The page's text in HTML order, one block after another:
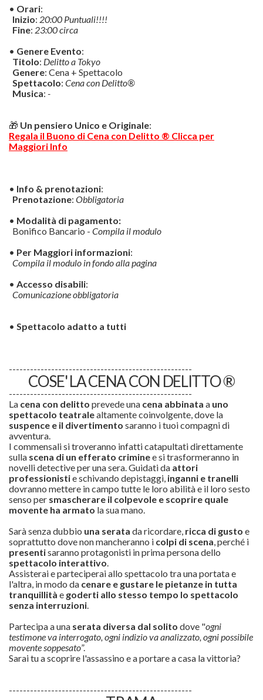
• Orari:
Inizio: 20:00 Puntuali!!!!
Fine: 23:00 circa
• Genere Evento:
Titolo: Delitto a Tokyo
Genere: Cena + Spettacolo
Spettacolo: Cena con Delitto®
Musica: -
🎁 Un pensiero Unico e Originale:
Regala il Buono di Cena con Delitto ® Clicca per
Maggiori Info
• Info & prenotazioni:
Prenotazione: Obbligatoria
• Modalità di pagamento:
Bonifico Bancario - Compila il modulo
• Per Maggiori informazioni:
Compila il modulo in fondo alla pagina
• Accesso disabili:
Comunicazione obbligatoria
• Spettacolo adatto a tutti
----------------------------------------------------
COSE' LA CENA CON DELITTO ®
----------------------------------------------------
La cena con delitto prevede una cena abbinata a uno
spettacolo teatralealtamente coinvolgente, dove la
suspence e il divertimento saranno i tuoi compagni di
avventura.
I commensali si troveranno infatti catapultati direttamente
sulla scena di un efferato criminee si trasformeranno in
novelli detective per una sera. Guidati da attori
professionistie schivando depistaggi, inganni e tranelli
dovranno mettere in campo tutte le loro abilità e il loro sesto
senso per smascherare il colpevole e scoprire quale
movente ha armato la sua mano.
Sarà senza dubbio una serata da ricordare, ricca di gusto e
soprattutto dove non mancheranno i colpi di scena, perché i
presentisaranno protagonisti in prima persona dello
spettacolo interattivo.
Assisterai e parteciperai allo spettacolo tra una portata e
l'altra, in modo da cenare e gustare le pietanze in tutta
tranquillità e goderti allo stesso tempo lo spettacolo
senza interruzioni.
Partecipa a una serata diversa dal solito dove "ogni
testimone va interrogato, ogni indizio va analizzato, ogni possibile
movente soppesato”.
Sarai tu a scoprire l'assassino e a portare a casa la vittoria?
----------------------------------------------------